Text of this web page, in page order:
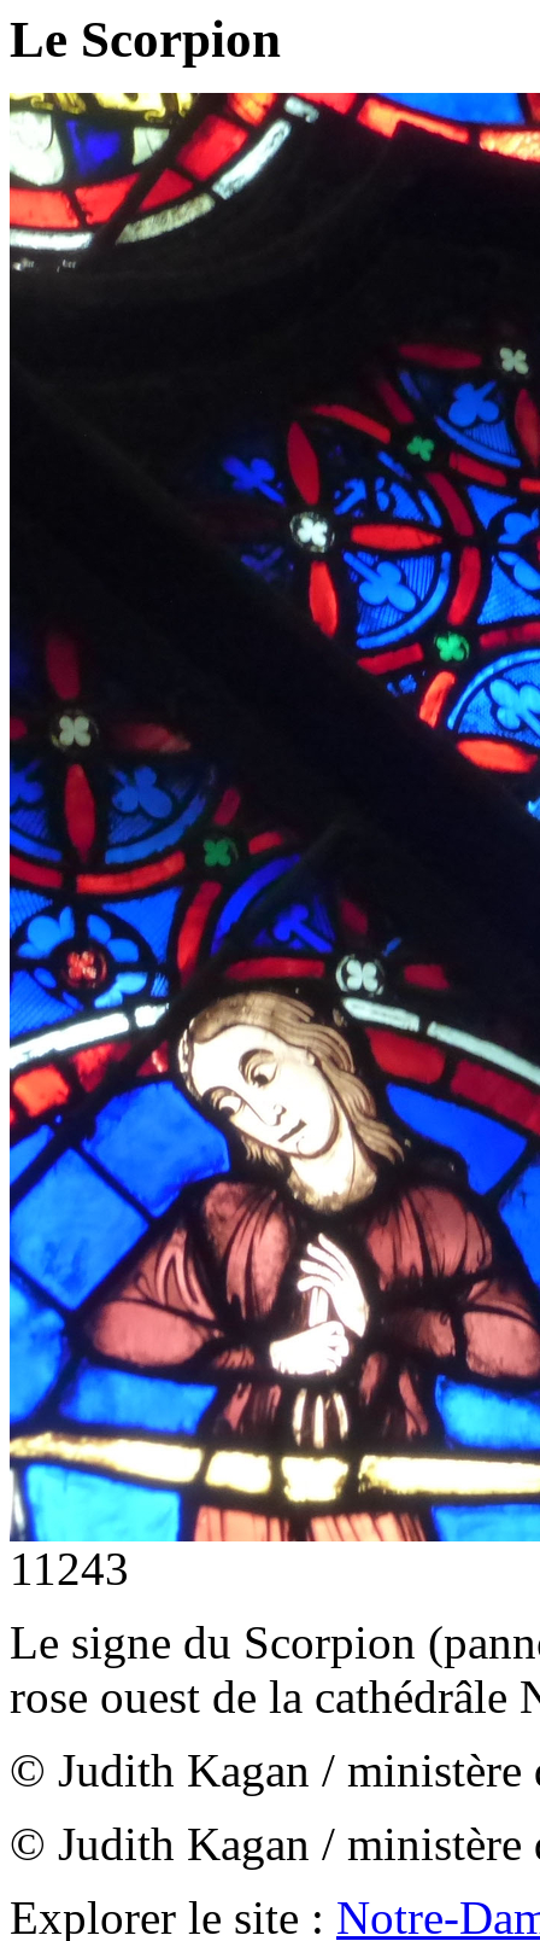
Le Scorpion
11243
Le signe du Scorpion
rose ouest de la cathédrâle
© Judith Kagan / ministère
© Judith Kagan / ministère
Explorer le site : Notre-